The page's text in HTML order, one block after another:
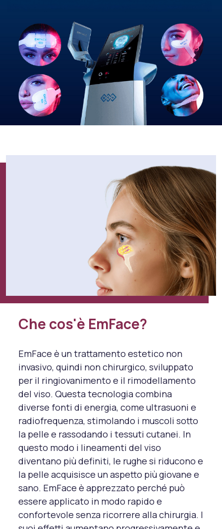
Che cos'è EmFace?
EmFace è un trattamento estetico non
invasivo, quindi non chirurgico, sviluppato
per il ringiovanimento e il rimodellamento
del viso. Questa tecnologia combina
diverse fonti di energia, come ultrasuoni e
radiofrequenza, stimolando i muscoli sotto
la pelle e rassodando i tessuti cutanei. In
questo modo i lineamenti del viso
diventano più definiti, le rughe si riducono e
la pelle acquisisce un aspetto più giovane e
sano. EmFace è apprezzato perché può
essere applicato in modo rapido e
confortevole senza ricorrere alla chirurgia. I